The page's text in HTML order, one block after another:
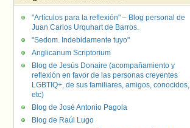
"Artículos para la reflexión" – Blog personal de
Juan Carlos Urquhart de Barros.
"Sedom. Indebidamente tuyo"
Anglicanum Scriptorium
Blog de Jesús Donaire (acompañamiento y
reflexión en favor de las personas creyentes
LGBTIQ+, de sus familiares, amigos, conocidos,
etc)
Blog de José Antonio Pagola
Blog de Raúl Lugo